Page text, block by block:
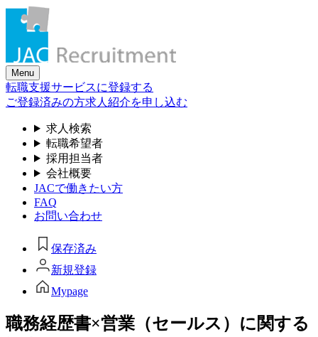
Skip
content
Menu
転職支援サービスに登録する
ご登録済みの方求人紹介を申し込む
求人検索
転職希望者
採用担当者
会社概要
JACで働きたい方
FAQ
お問い合わせ
保存済み
新規登録
Mypage
職務経歴書×営業（セールス）に関する